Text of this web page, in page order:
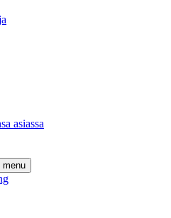
asiassa
menu